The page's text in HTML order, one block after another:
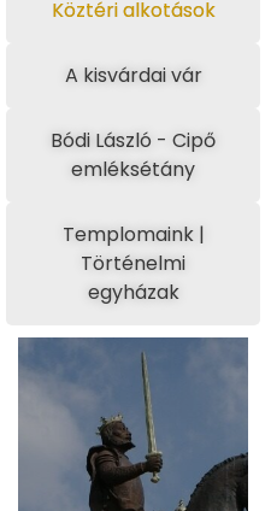
Köztéri alkotások
A kisvárdai vár
Bódi László - Cipő
emléksétány
Templomaink |
Történelmi
egyházak